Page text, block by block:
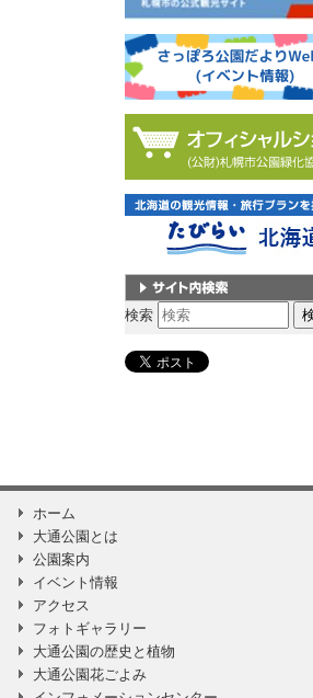
サイト内検索
検索
ホーム
大通公園とは
公園案内
イベント情報
アクセス
フォトギャラリー
大通公園の歴史と植物
大通公園花ごよみ